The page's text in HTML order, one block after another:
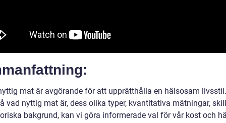
mat är avgörande för att upprätthålla en hälsosam
vad nyttig mat är, dess olika typer, kvantitativa mätningar,
bakgrund, kan vi göra informerade val för vår kost och